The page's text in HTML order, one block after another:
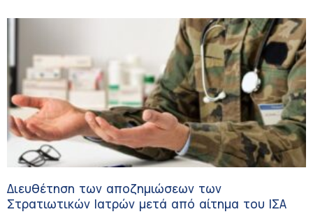
Διευθέτηση των αποζημιώσεων των
Στρατιωτικών Ιατρών μετά από αίτημα του ΙΣΑ